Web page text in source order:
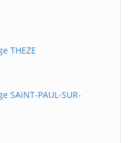
THEZE
SAiNT-PAUL-SUR-